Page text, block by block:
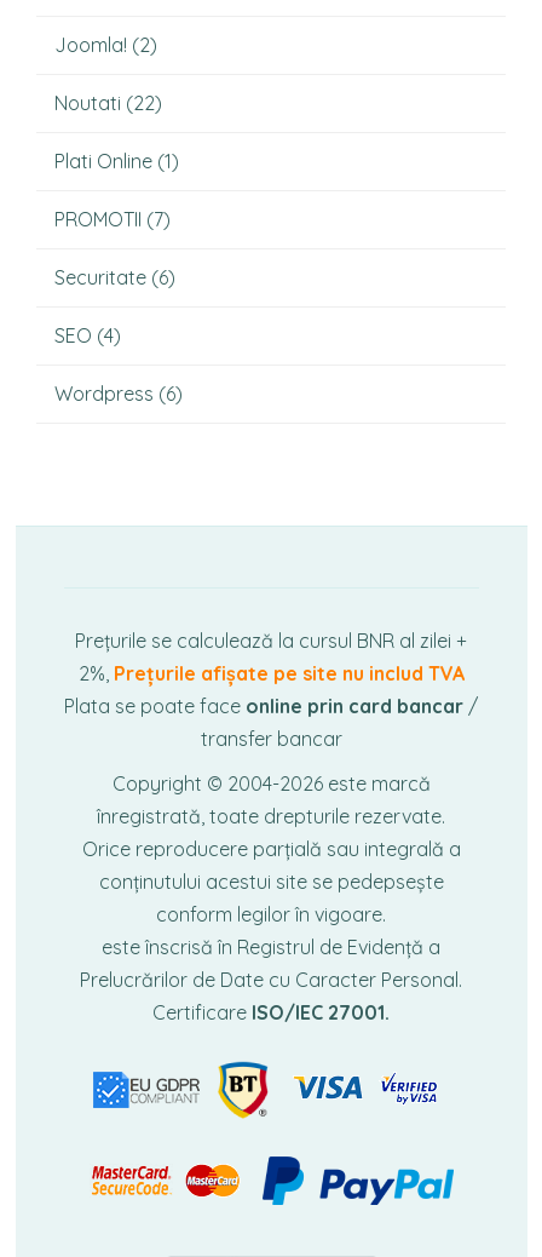
Joomla! (2)
Noutati (22)
Plati Online (1)
PROMOTII (7)
Securitate (6)
SEO (4)
Wordpress (6)
Prețurile se calculează la cursul BNR al zilei +
2%, Prețurile afișate pe site nu includ TVA
Plata se poate face online prin card bancar /
transfer bancar
Copyright © 2004-2026 este marcă
înregistrată, toate drepturile rezervate.
Orice reproducere parțială sau integrală a
conținutului acestui site se pedepsește
conform legilor în vigoare.
este înscrisă în Registrul de Evidență a
Prelucrărilor de Date cu Caracter Personal.
Certificare ISO/IEC 27001.